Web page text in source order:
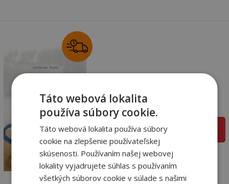
12,90€
12,26
Na sklade
pridať do košíka
Táto webová lokalita
používa súbory cookie.
Táto webová lokalita používa súbory
cookie na zlepšenie používateľskej
skúsenosti. Používaním našej webovej
lokality vyjadrujete súhlas s používaním
všetkých súborov cookie v súlade s našimi